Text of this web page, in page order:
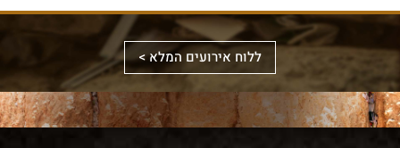
ללוח אירועים המלא >
לראשונה,
את
הדינים
והמנהגים
באמצעות
תמונות
וציורים
מפואר
את